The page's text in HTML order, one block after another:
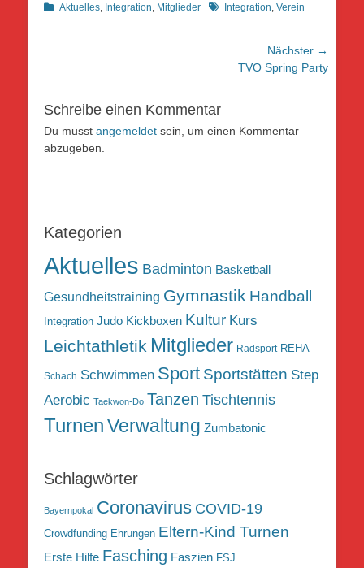
Kategorien
Aktuelles, Integration, Mitglieder Schlagworte
Integration, Verein
Nächster →
TVO Spring Party
Schreibe einen Kommentar
Du musst angemeldet sein, um einen Kommentar
abzugeben.
Kategorien
Aktuelles Badminton Basketball
Gesundheitstraining Gymnastik Handball
Integration Judo Kickboxen Kultur Kurs
Leichtathletik Mitglieder Radsport REHA
Schach Schwimmen Sport Sportstätten Step
Aerobic Taekwon-Do Tanzen Tischtennis
TurnenVerwaltung Zumbatonic
Schlagwörter
Bayernpokal Coronavirus COVID-19
Crowdfunding Ehrungen Eltern-Kind Turnen
Erste Hilfe Fasching Faszien FSJ